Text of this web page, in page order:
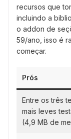
recursos que
incluindo a
o addon de
59/ano, isso é
começar.
Prós
Entre os três
mais leves
(4,9 MB de